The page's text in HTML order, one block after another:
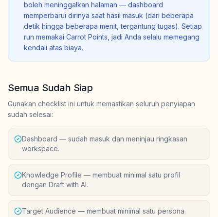
boleh meninggalkan halaman — dashboard
memperbarui dirinya saat hasil masuk (dari beberapa
detik hingga beberapa menit, tergantung tugas). Setiap
run memakai Carrot Points, jadi Anda selalu memegang
kendali atas biaya.
Semua Sudah Siap
Gunakan checklist ini untuk memastikan seluruh penyiapan
sudah selesai:
Dashboard — sudah masuk dan meninjau ringkasan
workspace.
Knowledge Profile — membuat minimal satu profil
dengan Draft with AI.
Target Audience — membuat minimal satu persona.